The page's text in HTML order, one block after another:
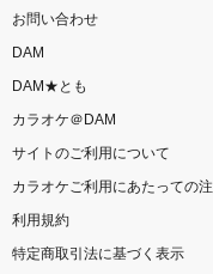
お問い合わせ
DAM
DAM★とも
カラオケ＠DAM
サイトのご利用について
カラオケご利用にあたっての
利用規約
特定商取引法に基づく表示